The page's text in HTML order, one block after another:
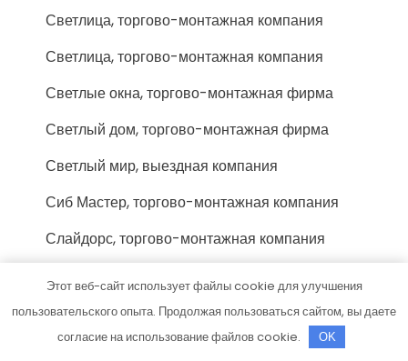
Светлица, торгово-монтажная компания
Светлица, торгово-монтажная компания
Светлые окна, торгово-монтажная фирма
Светлый дом, торгово-монтажная фирма
Светлый мир, выездная компания
Сиб Мастер, торгово-монтажная компания
Слайдорс, торгово-монтажная компания
Смк Поток, торгово-монтажная фирма
Сок-Тольятти люкс, торгово-монтажная
Этот веб-сайт использует файлы cookie для улучшения
пользовательского опыта. Продолжая пользоваться сайтом, вы даете
согласие на использование файлов cookie.
OK